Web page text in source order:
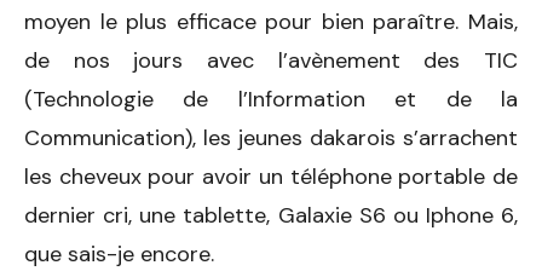
moyen le plus efficace pour bien paraître. Mais,
de nos jours avec l’avènement des TIC
(Technologie de l’Information et de la
Communication), les jeunes dakarois s’arrachent
les cheveux pour avoir un téléphone portable de
dernier cri, une tablette, Galaxie S6 ou Iphone 6,
que sais-je encore.